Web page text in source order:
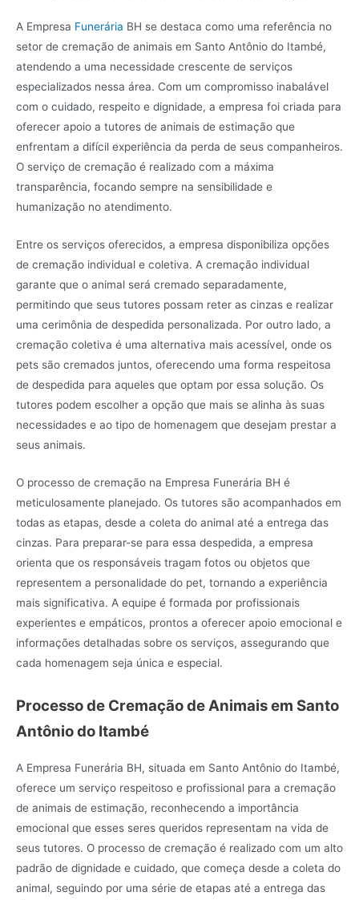
A Empresa Funerária BH se destaca como uma referência no
setor de cremação de animais em Santo Antônio do Itambé,
atendendo a uma necessidade crescente de serviços
especializados nessa área. Com um compromisso inabalável
com o cuidado, respeito e dignidade, a empresa foi criada para
oferecer apoio a tutores de animais de estimação que
enfrentam a difícil experiência da perda de seus companheiros.
O serviço de cremação é realizado com a máxima
transparência, focando sempre na sensibilidade e
humanização no atendimento.
Entre os serviços oferecidos, a empresa disponibiliza opções
de cremação individual e coletiva. A cremação individual
garante que o animal será cremado separadamente,
permitindo que seus tutores possam reter as cinzas e realizar
uma cerimônia de despedida personalizada. Por outro lado, a
cremação coletiva é uma alternativa mais acessível, onde os
pets são cremados juntos, oferecendo uma forma respeitosa
de despedida para aqueles que optam por essa solução. Os
tutores podem escolher a opção que mais se alinha às suas
necessidades e ao tipo de homenagem que desejam prestar a
seus animais.
O processo de cremação na Empresa Funerária BH é
meticulosamente planejado. Os tutores são acompanhados em
todas as etapas, desde a coleta do animal até a entrega das
cinzas. Para preparar-se para essa despedida, a empresa
orienta que os responsáveis tragam fotos ou objetos que
representem a personalidade do pet, tornando a experiência
mais significativa. A equipe é formada por profissionais
experientes e empáticos, prontos a oferecer apoio emocional e
informações detalhadas sobre os serviços, assegurando que
cada homenagem seja única e especial.
Processo de Cremação de Animais em Santo
Antônio do Itambé
A Empresa Funerária BH, situada em Santo Antônio do Itambé,
oferece um serviço respeitoso e profissional para a cremação
de animais de estimação, reconhecendo a importância
emocional que esses seres queridos representam na vida de
seus tutores. O processo de cremação é realizado com um alto
padrão de dignidade e cuidado, que começa desde a coleta do
animal, seguindo por uma série de etapas até a entrega das